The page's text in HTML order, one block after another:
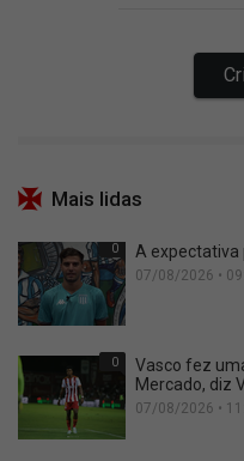
Mais lidas
0 A expectativa
07/08/2026 •
0
Vasco fez
Mercado, diz
07/08/2026 •